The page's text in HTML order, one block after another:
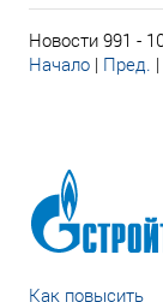
Новости 991 -
Начало | Пред. |
Как повысить